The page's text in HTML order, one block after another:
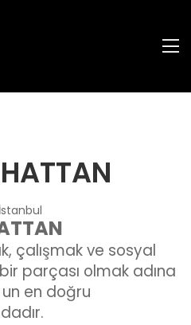
çalışmak ve sosyal
parçası olmak adına
en doğru